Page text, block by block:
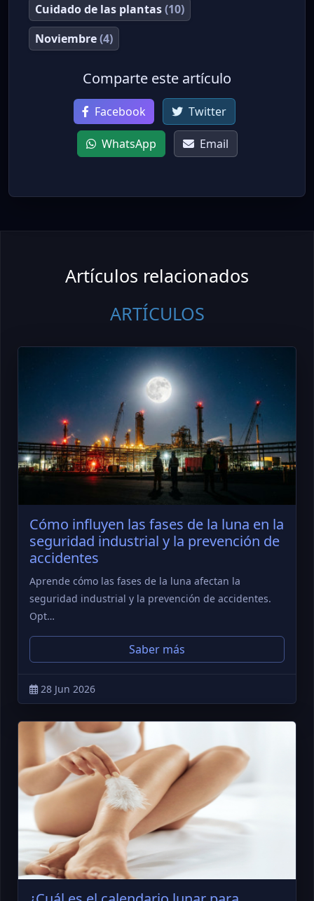
Cuidado de las plantas(10)
Noviembre(4)
Comparte este artículo
Facebook Twitter
WhatsApp Email
Artículos relacionados
ARTÍCULOS
Cómo influyen las fases de la luna en la
seguridad industrial y la prevención de
accidentes
Aprende cómo las fases de la luna afectan la
seguridad industrial y la prevención de accidentes.
Opt…
Saber más
28 Jun 2026